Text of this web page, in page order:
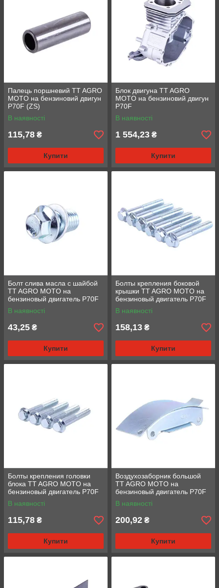
Палець поршневий TT AGRO
MOTO на бензиновий двигун
P70F (ZS)
В наявності
115,78 ₴
Купити
Блок двигуна TT AGRO
MOTO на бензиновий двигун
P70F
В наявності
1 554,23 ₴
Купити
Болт слива масла с шайбой
TT AGRO MOTO на
бензиновый двигатель P70F
В наявності
43,25 ₴
Купити
Болты крепления боковой
крышки TT AGRO MOTO на
бензиновый двигатель P70F
В наявності
158,13 ₴
Купити
Болты крепления головки
блока TT AGRO MOTO на
бензиновый двигатель P70F
В наявності
115,78 ₴
Купити
Воздухозаборник большой
TT AGRO MOTO на
бензиновый двигатель P70F
В наявності
200,92 ₴
Купити